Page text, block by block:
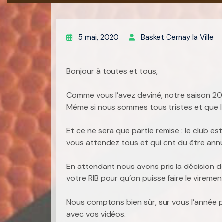
5 mai, 2020 Basket Cernay la Ville
Bonjour à toutes et tous,
Comme vous l’avez deviné, notre saison
Même si nous sommes tous tristes et
Et ce ne sera que partie remise : le club
vous attendez tous et qui ont du être
En attendant nous avons pris la décision
votre RIB pour qu’on puisse faire le
Nous comptons bien sûr, sur vous
avec vos vidéos.